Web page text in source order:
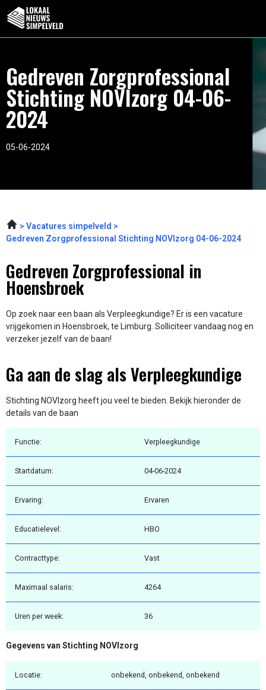
Gedreven Zorgprofessional
Stichting NOVIzorg 04-06-
2024
05-06-2024
Vacatures simpelveld
Gedreven Zorgprofessional Stichting NOVIzorg 04-06-2024
Gedreven Zorgprofessional in
Hoensbroek
Op zoek naar een baan als Verpleegkundige? Er is een vacature
vrijgekomen in Hoensbroek, te Limburg. Solliciteer vandaag nog en
verzeker jezelf van de baan!
Ga aan de slag als Verpleegkundige
Stichting NOVIzorg heeft jou veel te bieden. Bekijk hieronder de
details van de baan
Functie: Verpleegkundige
Startdatum: 04-06-2024
Ervaring: Ervaren
Educatielevel: HBO
Contracttype: Vast
Maximaal salaris: 4264
Uren per week: 36
Gegevens van Stichting NOVIzorg
Locatie: onbekend, onbekend, onbekend